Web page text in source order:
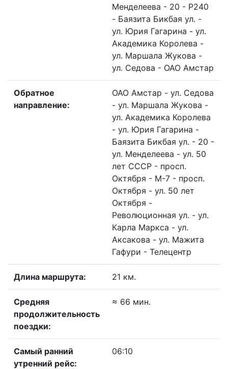
Менделеева - 20 - P240
- Баязита Бикбая ул. -
ул. Юрия Гагарина - ул.
Академика Королева -
ул. Маршала Жукова -
ул. Седова - ОАО Амстар
Обратное
направление:
ОАО Амстар - ул. Седова
- ул. Маршала Жукова -
ул. Академика Королева
- ул. Юрия Гагарина -
Баязита Бикбая ул. - 20 -
ул. Менделеева - ул. 50
лет СССР - просп.
Октября - М-7 - просп.
Октября - ул. 50 лет
Октября -
Революционная ул. - ул.
Карла Маркса - ул.
Аксакова - ул. Мажита
Гафури - Телецентр
Длина маршрута: 21 км.
Средняя
продолжительность
поездки:
≈ 66 мин.
Самый ранний
утренний рейс:
06:10